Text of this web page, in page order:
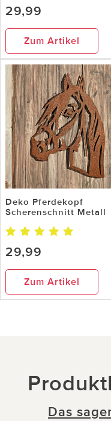
29,99
Zum Artikel
Deko Pferdekopf
Scherenschnitt Metall
29,99
Zum Artikel
Das